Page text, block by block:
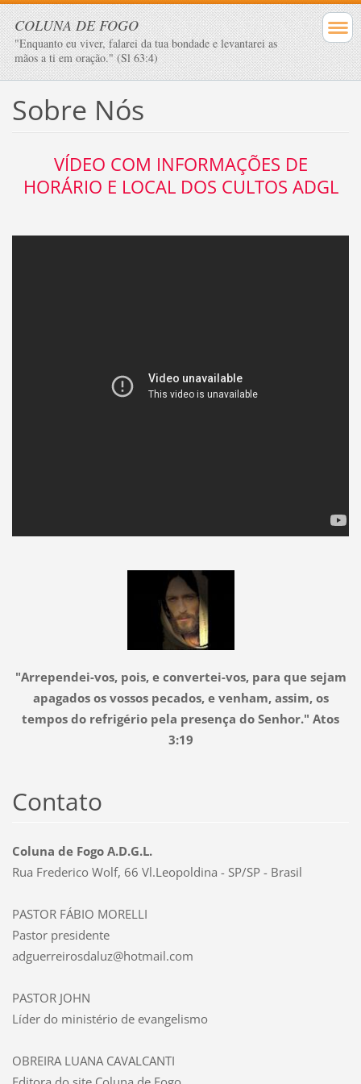
COLUNA DE FOGO
"Enquanto eu viver, falarei da tua bondade e levantarei as
mãos a ti em oração." (Sl 63:4)
Sobre Nós
VÍDEO COM INFORMAÇÕES DE
HORÁRIO E LOCAL DOS CULTOS ADGL
"Arrependei-vos, pois, e convertei-vos, para que sejam
apagados os vossos pecados, e venham, assim, os
tempos do refrigério pela presença do Senhor." Atos
3:19
Contato
Coluna de Fogo A.D.G.L.
Rua Frederico Wolf, 66 Vl.Leopoldina - SP/SP - Brasil
PASTOR FÁBIO MORELLI
Pastor presidente
adguerreirosdaluz@hotmail.com
PASTOR JOHN
Líder do ministério de evangelismo
OBREIRA LUANA CAVALCANTI